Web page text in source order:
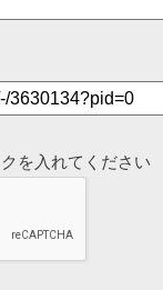
を入れてください